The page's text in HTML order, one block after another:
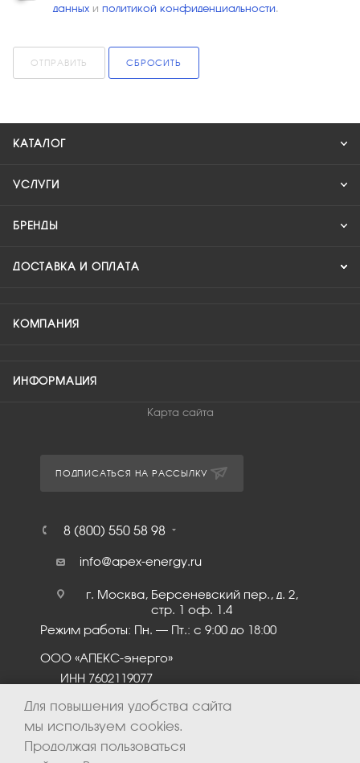
данных и политикой конфиденциальности.
ОТПРАВИТЬ СБРОСИТЬ
КАТАЛОГ
УСЛУГИ
БРЕНДЫ
ДОСТАВКА И ОПЛАТА
КОМПАНИЯ
ИНФОРМАЦИЯ
Карта сайта
ПОДПИСАТЬСЯ НА РАССЫЛКУ
8 (800) 550 58 98
info@apex-energy.ru
г. Москва, Берсеневский пер., д. 2,
стр. 1 оф. 1.4
Режим работы: Пн. – Пт.: с 9:00 до 18:00
ООО «АПЕКС-энерго»
ИНН 7602119077
Для повышения удобства сайта
мы используем cookies.
Продолжая пользоваться